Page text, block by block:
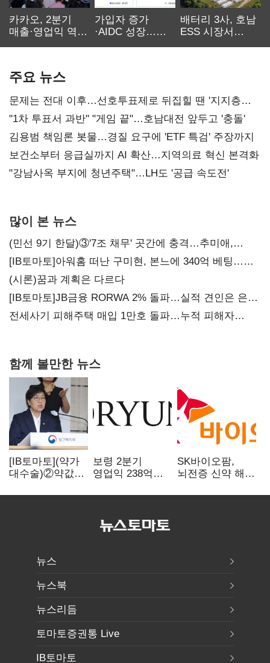
카카오, 2분기
매출·영업익 역대
가입자 증가
·AIDC 성장…
배터리 3사, 호남
ESS 시장서
주요 뉴스
문제는 전대 이후…선호투표제로 뒤집힐 땐 '지지층
불복'
"1차 투표서 과반" "게임 끝"…호남대전 앞두고 '충돌'
김용범 책임론 봇물…경질 요구에 'ETF 특검' 주장까지
보건소부터 응급실까지 AI 확산…지역의료 혁신 본격화
"강남사옥 부지에 청년주택"…LH도 '공급 속도전'
많이 본 뉴스
(민선 9기 한달)③'7조 채무' 곳간에 충격…추미애,
20년만에 '비상재정' 선언 승부수
[IB토마토]아워홈 떠난 구미현, 본느에 340억 베팅…
가족 지배체제 구축
(시론)꿈과 계획은 다르다
[IB토마토]JB금융 RORWA 2% 돌파…실적 견인은 은행
아닌 캐피탈
전세사기 피해주택 매입 1만호 돌파…누적 피해자
함께 볼만한 뉴스
[IB토마토](약가
대수술)②약값
축소…제약업계
보령 2분기
영업익 238억…
SK바이오팜,
뇌전증 신약 해외
차세대 신약 개발
뉴스
뉴스북
뉴스리듬
토마토증권통 Live
IB토마토